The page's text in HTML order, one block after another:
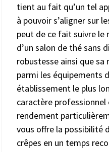
tient au fait qu’un tel
à pouvoir s’aligner sur
peut de ce fait suivre le
d’un salon de thé sans
robustesse ainsi que
parmi les équipements
établissement le plus
caractère professionnel
rendement
vous offre la possibilité
crêpes en un temps